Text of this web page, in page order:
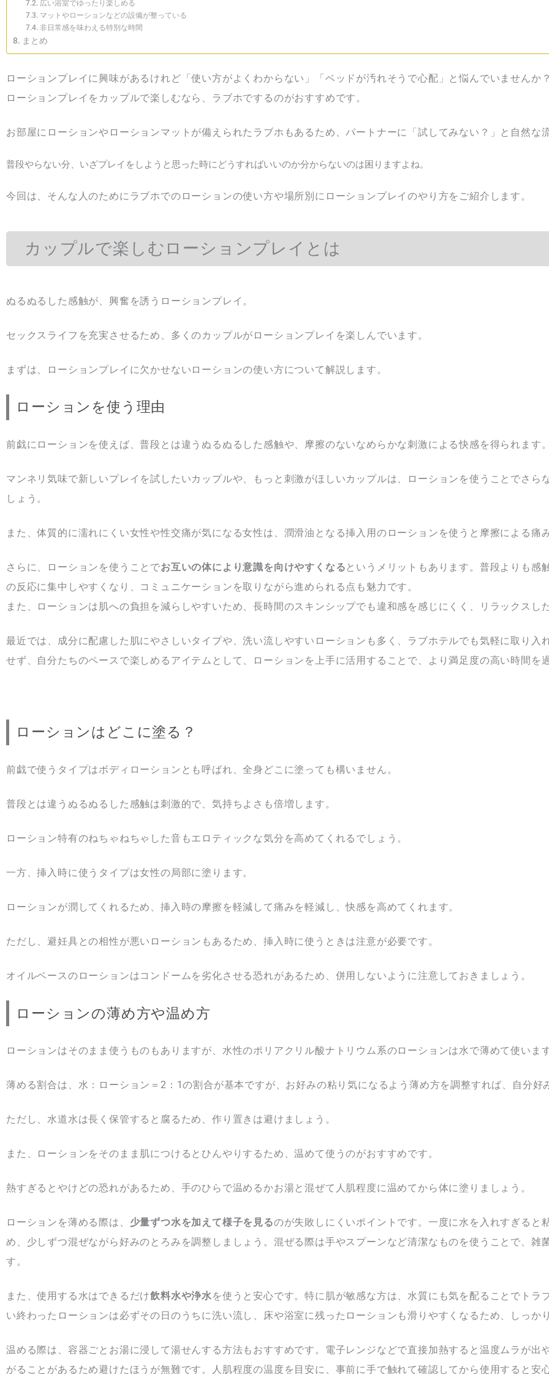
広い浴室でゆったり楽しめる
マットやローションなどの設備が整っている
非日常感を味わえる特別な時間
まとめ
ローションプレイに興味があるけれど「使い方がよくわからない」「ベッドが汚れそうで心配」と悩んでいませんか？
ローションプレイをカップルで楽しむなら、ラブホでするのがおすすめです。
お部屋にローションやローションマットが備えられたラブホもあるため、パートナーに「試してみない？」と自然な
普段やらない分、いざプレイをしようと思った時にどうすればいいのか分からないのは困りますよね。
今回は、そんな人のためにラブホでのローションの使い方や場所別にローションプレイのやり方をご紹介します。
カップルで楽しむローションプレイとは
ぬるぬるした感触が、興奮を誘うローションプレイ。
セックスライフを充実させるため、多くのカップルがローションプレイを楽しんでいます。
まずは、ローションプレイに欠かせないローションの使い方について解説します。
ローションを使う理由
前戯にローションを使えば、普段とは違うぬるぬるした感触や、摩擦のないなめらかな刺激による快感を得られます。
マンネリ気味で新しいプレイを試したいカップルや、もっと刺激がほしいカップルは、ローションを使うことでさら
しょう。
また、体質的に濡れにくい女性や性交痛が気になる女性は、潤滑油となる挿入用のローションを使うと摩擦による痛
さらに、ローションを使うことでお互いの体により意識を向けやすくなる というメリットもあります。普段よりも感
の反応に集中しやすくなり、コミュニケーションを取りながら進められる点も魅力です。
また、ローションは肌への負担を減らしやすいため、長時間のスキンシップでも違和感を感じにくく、リラックスし
最近では、成分に配慮した肌にやさしいタイプや、洗い流しやすいローションも多く、ラブホテルでも気軽に取り入
せず、自分たちのペースで楽しめるアイテムとして、ローションを上手に活用することで、より満足度の高い時間を
ローションはどこに塗る？
前戯で使うタイプはボディローションとも呼ばれ、全身どこに塗っても構いません。
普段とは違うぬるぬるした感触は刺激的で、気持ちよさも倍増します。
ローション特有のねちゃねちゃした音もエロティックな気分を高めてくれるでしょう。
一方、挿入時に使うタイプは女性の局部に塗ります。
ローションが潤してくれるため、挿入時の摩擦を軽減して痛みを軽減し、快感を高めてくれます。
ただし、避妊具との相性が悪いローションもあるため、挿入時に使うときは注意が必要です。
オイルベースのローションはコンドームを劣化させる恐れがあるため、併用しないように注意しておきましょう。
ローションの薄め方や温め方
ローションはそのまま使うものもありますが、水性のポリアクリル酸ナトリウム系のローションは水で薄めて使います
薄める割合は、水：ローション＝2：1の割合が基本ですが、お好みの粘り気になるよう薄め方を調整すれば、自分好
ただし、水道水は長く保管すると腐るため、作り置きは避けましょう。
また、ローションをそのまま肌につけるとひんやりするため、温めて使うのがおすすめです。
熱すぎるとやけどの恐れがあるため、手のひらで温めるかお湯と混ぜて人肌程度に温めてから体に塗りましょう。
ローションを薄める際は、 少量ずつ水を加えて様子を見るのが失敗しにくいポイントです。一度に水を入れすぎると
め、少しずつ混ぜながら好みのとろみを調整しましょう。混ぜる際は手やスプーンなど清潔なものを使うことで、雑
す。
また、使用する水はできるだけ飲料水や浄水を使うと安心です。特に肌が敏感な方は、水質にも気を配ることでトラ
い終わったローションは必ずその日のうちに洗い流し、床や浴室に残ったローションも滑りやすくなるため、しっか
温める際は、容器ごとお湯に浸して湯せんする方法もおすすめです。電子レンジなどで直接加熱すると温度ムラが出
がることがあるため避けたほうが無難です。人肌程度の温度を目安に、事前に手で触れて確認してから使用すると安